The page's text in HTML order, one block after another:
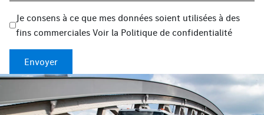
Je consens à ce que mes données soient utilisées à des
fins commercialesVoir la Politique de confidentialité
Envoyer